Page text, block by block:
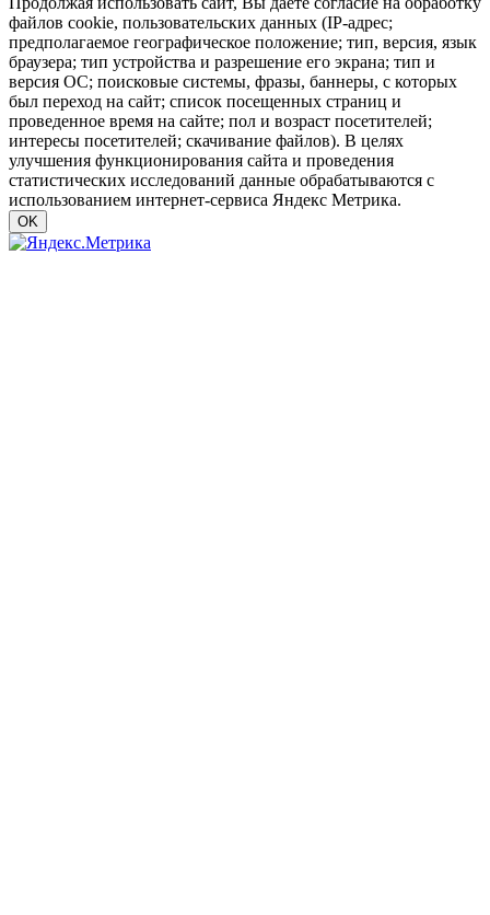
файлов cookie, пользовательских данных (IP-адрес;
предполагаемое географическое положение; тип, версия, язык
браузера; тип устройства и разрешение его экрана; тип и
версия ОС; поисковые системы, фразы, баннеры, с которых
был переход на сайт; список посещенных страниц и
проведенное время на сайте; пол и возраст посетителей;
интересы посетителей; скачивание файлов). В целях
улучшения функционирования сайта и проведения
статистических исследований данные обрабатываются с
использованием интернет-сервиса Яндекс Метрика.
OK